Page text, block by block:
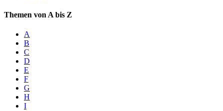
Themen von A bis Z
A
B
C
D
E
F
G
H
I